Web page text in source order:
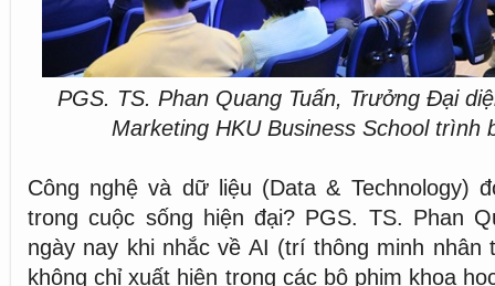
PGS. TS. Phan Quang Tuấn, Trưởng Đại
Marketing HKU Business School trình
Công nghệ và dữ liệu (Data & Technology)
trong cuộc sống hiện đại? PGS. TS. Phan
ngày nay khi nhắc về AI (trí thông minh nhân
không chỉ xuất hiện trong các bộ phim khoa